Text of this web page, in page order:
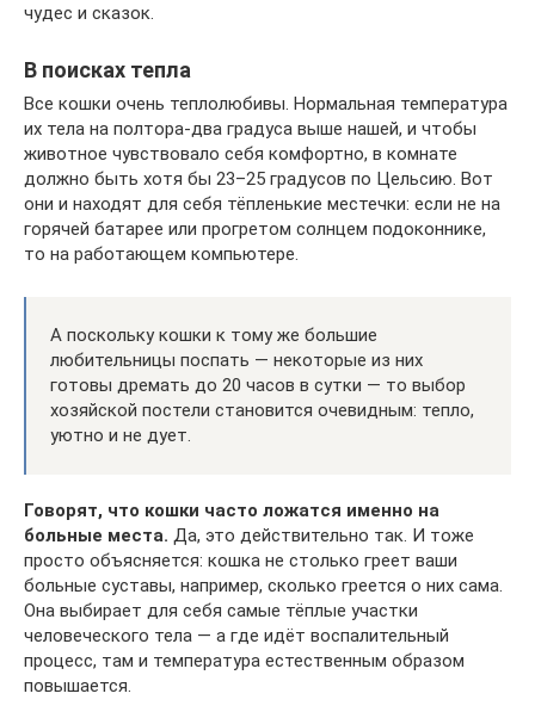
чудес и сказок.
В поисках тепла
Все кошки очень теплолюбивы. Нормальная температура
их тела на полтора-два градуса выше нашей, и чтобы
животное чувствовало себя комфортно, в комнате
должно быть хотя бы 23–25 градусов по Цельсию. Вот
они и находят для себя тёпленькие местечки: если не на
горячей батарее или прогретом солнцем подоконнике,
то на работающем компьютере.
А поскольку кошки к тому же большие
любительницы поспать — некоторые из них
готовы дремать до 20 часов в сутки — то выбор
хозяйской постели становится очевидным: тепло,
уютно и не дует.
Говорят, что кошки часто ложатся именно на
больные места. Да, это действительно так. И тоже
просто объясняется: кошка не столько греет ваши
больные суставы, например, сколько греется о них сама.
Она выбирает для себя самые тёплые участки
человеческого тела — а где идёт воспалительный
процесс, там и температура естественным образом
повышается.